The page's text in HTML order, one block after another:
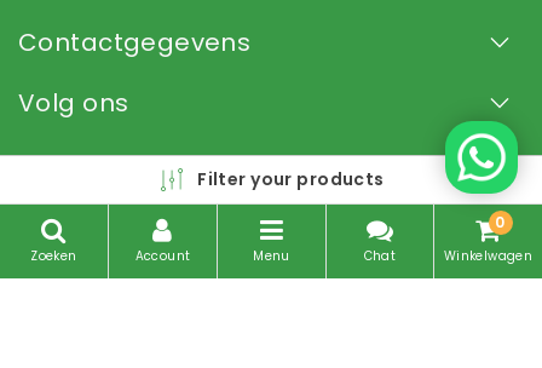
Contactgegevens
Volg ons
Filter your products
Zoeken Account Menu Chat
0
Winkelwagen